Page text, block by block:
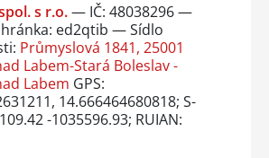
s r.o.— IČ: 48038296 —
ed2qtib — Sídlo
Průmyslová 1841, 25001
Labem-Stará Boleslav -
Labem GPS:
14.666464680818; S-
-1035596.93; RUIAN: